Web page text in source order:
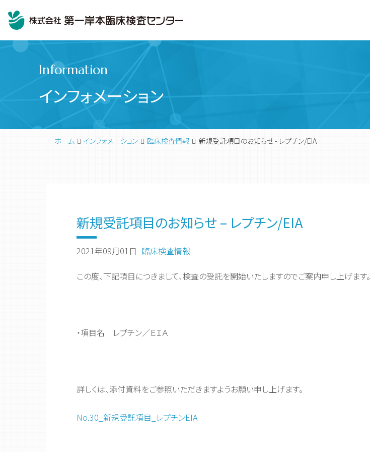
臨床検査 環境計量分析
代表挨拶 会社概要
Information
インフォメーション
ホーム インフォメーション 臨床検査情報 新規受託項目のお知らせ - レプチン/EIA
新規受託項目のお知らせ – レプチン/EIA
2021年09月01日 臨床検査情報
この度、下記項目につきまして、検査の受託を開始いたしますのでご案内申し上げます。
・項目名 レプチン／ＥＩＡ
詳しくは、添付資料をご参照いただきますようお願い申し上げます。
No.30_新規受託項目_レプチンEIA